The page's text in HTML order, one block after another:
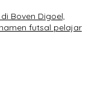
Boven Digoel,
futsal pelajar